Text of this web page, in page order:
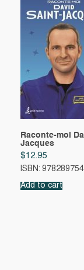
Raconte-moi
Jacques
$12.95
ISBN:
Add to cart